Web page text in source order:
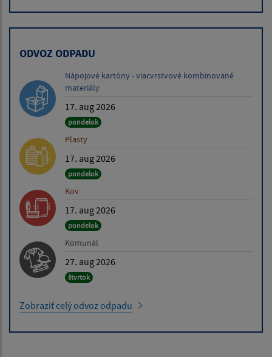
ODVOZ ODPADU
Nápojové kartóny - viacvrstvové kombinované
materiály
17. aug 2026
pondelok
Plasty
17. aug 2026
pondelok
Kov
17. aug 2026
pondelok
Komunál
27. aug 2026
štvrtok
Zobraziť celý odvoz odpadu